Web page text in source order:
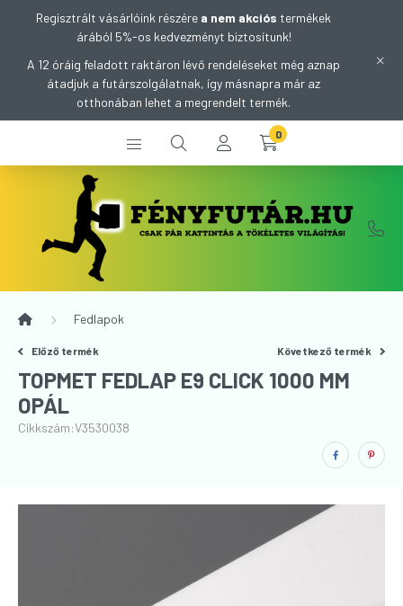
Regisztrált vásárlóink részére a nem akciós termékek
árából 5%-os kedvezményt biztosítunk!
A 12 óráig feladott raktáron lévő rendeléseket még aznap
átadjuk a futárszolgálatnak, így másnapra már az
otthonában lehet a megrendelt termék.
0
Fedlapok
Előző termék Következő termék
TOPMET FEDLAP E9 CLICK 1000 MM
OPÁL
Cikkszám:V3530038